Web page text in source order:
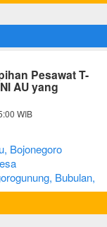
Pesawat T-
AU yang
WIB
Bojonegoro
Bubulan,